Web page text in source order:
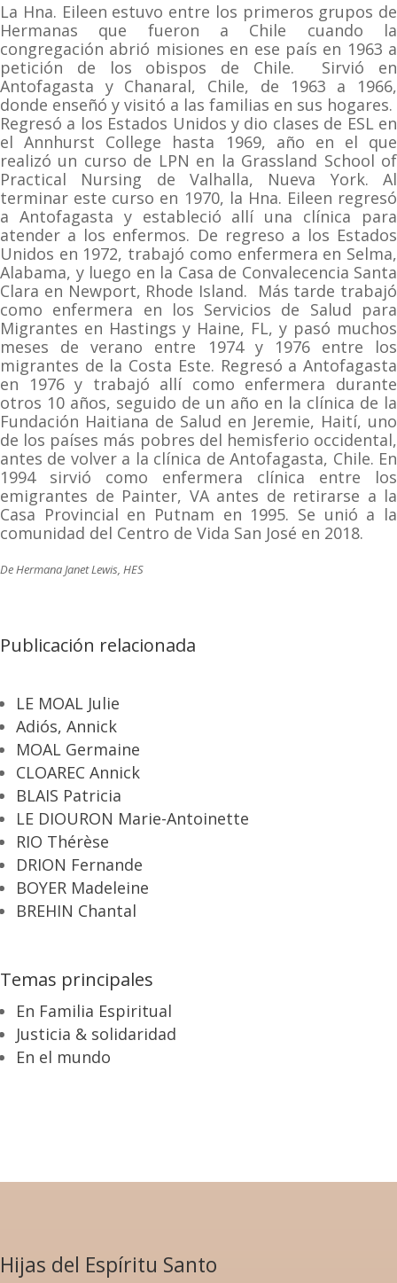
La Hna. Eileen estuvo entre los primeros grupos de
Hermanas que fueron a Chile cuando la
congregación abrió misiones en ese país en 1963 a
petición de los obispos de Chile. Sirvió en
Antofagasta y Chanaral, Chile, de 1963 a 1966,
donde enseñó y visitó a las familias en sus hogares.
Regresó a los Estados Unidos y dio clases de ESL en
el Annhurst College hasta 1969, año en el que
realizó un curso de LPN en la Grassland School of
Practical Nursing de Valhalla, Nueva York. Al
terminar este curso en 1970, la Hna. Eileen regresó
a Antofagasta y estableció allí una clínica para
atender a los enfermos. De regreso a los Estados
Unidos en 1972, trabajó como enfermera en Selma,
Alabama, y luego en la Casa de Convalecencia Santa
Clara en Newport, Rhode Island. Más tarde trabajó
como enfermera en los Servicios de Salud para
Migrantes en Hastings y Haine, FL, y pasó muchos
meses de verano entre 1974 y 1976 entre los
migrantes de la Costa Este. Regresó a Antofagasta
en 1976 y trabajó allí como enfermera durante
otros 10 años, seguido de un año en la clínica de la
Fundación Haitiana de Salud en Jeremie, Haití, uno
de los países más pobres del hemisferio occidental,
antes de volver a la clínica de Antofagasta, Chile. En
1994 sirvió como enfermera clínica entre los
emigrantes de Painter, VA antes de retirarse a la
Casa Provincial en Putnam en 1995. Se unió a la
comunidad del Centro de Vida San José en 2018.
De Hermana Janet Lewis, HES
Publicación relacionada
LE MOAL Julie
Adiós, Annick
MOAL Germaine
CLOAREC Annick
BLAIS Patricia
LE DIOURON Marie-Antoinette
RIO Thérèse
DRION Fernande
BOYER Madeleine
BREHIN Chantal
Temas principales
En Familia Espiritual
Justicia & solidaridad
En el mundo
Hijas del Espíritu Santo